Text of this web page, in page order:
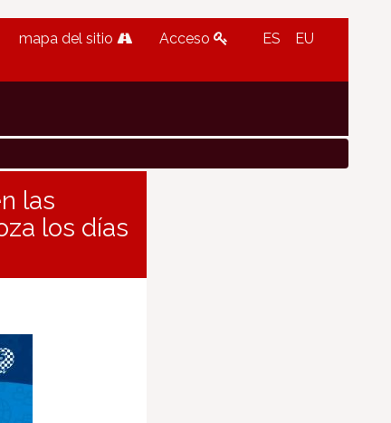
mapa del sitio Acceso ES EU
las
los días